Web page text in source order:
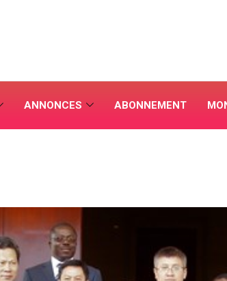
ANNONCES ABONNEMENT